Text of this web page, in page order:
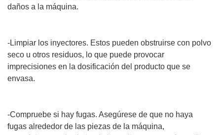
daños a la máquina.
-Limpiar los inyectores. Estos pueden obstruirse con polvo
seco u otros residuos, lo que puede provocar
imprecisiones en la dosificación del producto que se
envasa.
-Compruebe si hay fugas. Asegúrese de que no haya
fugas alrededor de las piezas de la máquina,